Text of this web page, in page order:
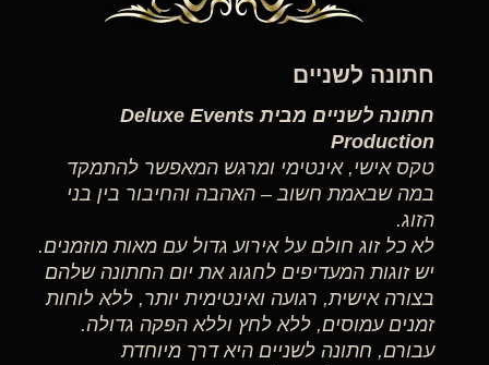
חתונה לשניים
חתונה לשניים מבית Deluxe Events
Production
טקס אישי, אינטימי ומרגש המאפשר להתמקד
במה שבאמת חשוב – האהבה והחיבור בין בני
הזוג.
לא כל זוג חולם על אירוע גדול עם מאות מוזמנים.
יש זוגות המעדיפים לחגוג את יום החתונה שלהם
בצורה אישית, רגועה ואינטימית יותר, ללא לוחות
זמנים עמוסים, ללא לחץ וללא הפקה גדולה.
עבורם, חתונה לשניים היא דרך מיוחדת